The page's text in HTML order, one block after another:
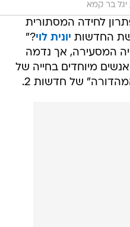
יגל בר קמא
לחידה המסתורית
החדשות יונית לוי?"
המסעירה, אך נדמה
מיוחדים בחייה של
של חדשות 2.